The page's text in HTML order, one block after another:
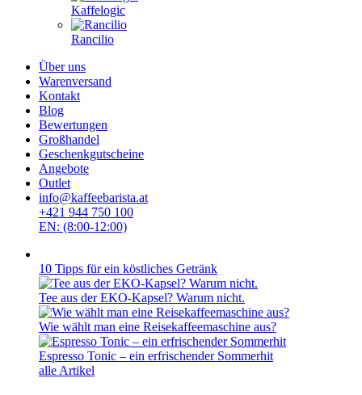
Kaffelogic
Rancilio
Über uns
Warenversand
Kontakt
Blog
Bewertungen
Großhandel
Geschenkgutscheine
Angebote
Outlet
info@kaffeebarista.at
+421 944 750 100
EN: (8:00-12:00)
10 Tipps für ein köstliches Getränk
Tee aus der EKO-Kapsel? Warum nicht.
Wie wählt man eine Reisekaffeemaschine aus?
Espresso Tonic – ein erfrischender Sommerhit
alle Artikel